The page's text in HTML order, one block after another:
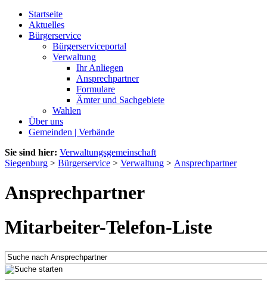
Startseite
Aktuelles
Bürgerservice
Bürgerserviceportal
Verwaltung
Ihr Anliegen
Ansprechpartner
Formulare
Ämter und Sachgebiete
Wahlen
Über uns
Gemeinden | Verbände
Sie sind hier: Verwaltungsgemeinschaft
Siegenburg > Bürgerservice > Verwaltung > Ansprechpartner
Ansprechpartner
Mitarbeiter-Telefon-Liste